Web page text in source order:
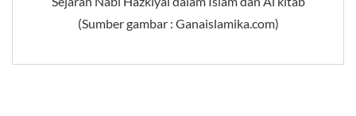
(Sumber gambar : Ganaislamika.com)